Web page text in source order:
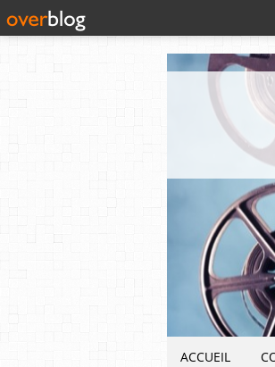
ACCUEIL